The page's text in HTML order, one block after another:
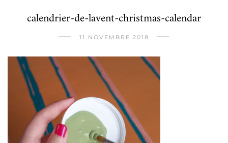
calendrier-de-lavent-christmas-calendar
11 NOVEMBRE 2018